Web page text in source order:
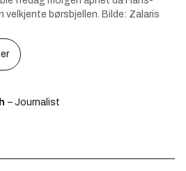
velkjente børsbjellen. Bilde: Zalaris
– Journalist